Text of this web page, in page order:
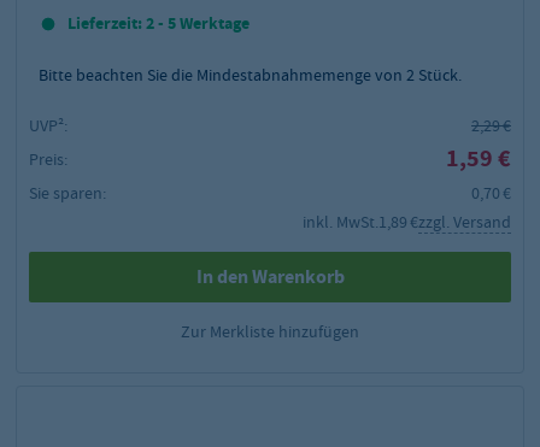
Lieferzeit: 2 - 5 Werktage
Bitte beachten Sie die Mindestabnahmemenge von 2 Stück.
UVP²:
2,29 €
Preis:
1,59 €
Sie sparen:
0,70 €
inkl. MwSt.1,89 €zzgl. Versand
In den Warenkorb
Zur Merkliste hinzufügen